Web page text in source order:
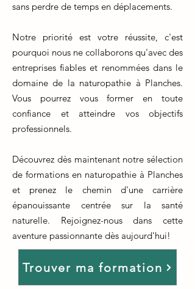
sans perdre de temps en déplacements.
Notre priorité est votre réussite, c'est
pourquoi nous ne collaborons qu'avec des
entreprises fiables et renommées dans le
domaine de la naturopathie à Planches.
Vous pourrez vous former en toute
confiance et atteindre vos objectifs
professionnels.
Découvrez dès maintenant notre sélection
de formations en naturopathie à Planches
et prenez le chemin d'une carrière
épanouissante centrée sur la santé
naturelle. Rejoignez-nous dans cette
aventure passionnante dès aujourd'hui!
Trouver ma formation